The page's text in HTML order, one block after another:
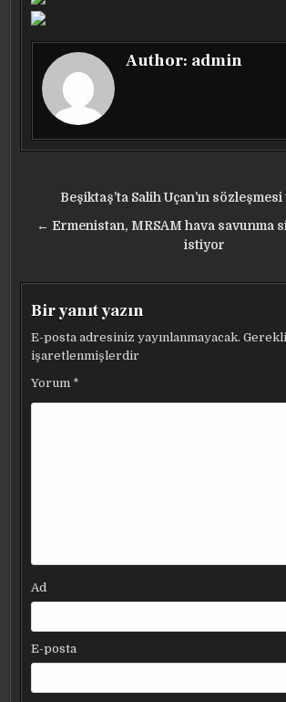
Author: admin
Yazı
gezinmesi
Beşiktaş’ta Salih Uçan’ın sözleşmesi
← Ermenistan, MRSAM hava savunma
istiyor
Bir yanıt yazın
E-posta adresiniz yayınlanmayacak.
işaretlenmişlerdir
Yorum *
Ad
E-posta